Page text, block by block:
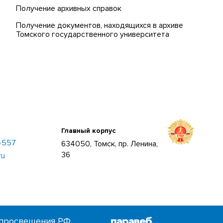
Получение архивных справок
Получение документов, находящихся в архиве
Томского государственного университета
Главный корпус
634050, Томск, пр. Ленина,
36